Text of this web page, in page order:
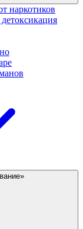
наркотиков